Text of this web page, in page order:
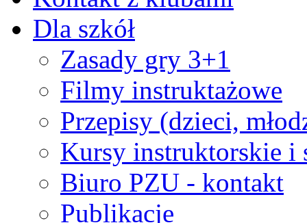
Dla szkół
Zasady gry 3+1
Filmy instruktażowe
Przepisy (dzieci,
Kursy instruktorskie i
Biuro PZU - kontakt
Publikacje